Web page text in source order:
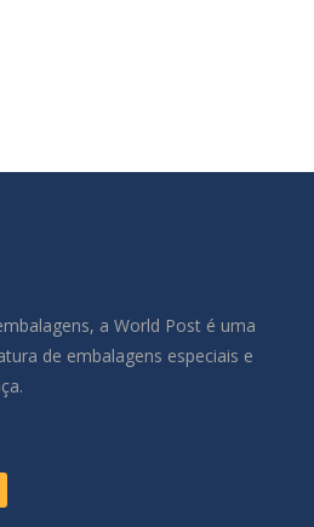
a World Post é uma
de embalagens especiais e